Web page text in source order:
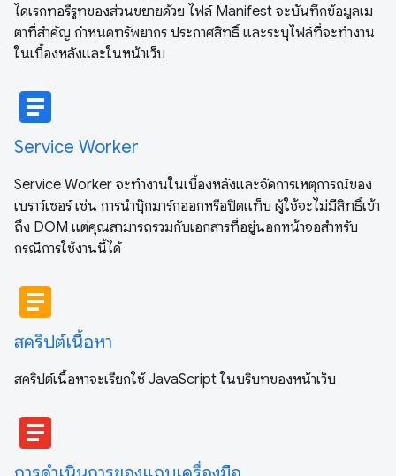
ไดเรกทอรีรูทของส่วนขยายด้วย ไฟล์ Manifest จะบันทึกข้อมูลเม
ตาที่สําคัญ กําหนดทรัพยากร ประกาศสิทธิ์ และระบุไฟล์ที่จะทํางาน
ในเบื้องหลังและในหน้าเว็บ
article
Service Worker
Service Worker จะทำงานในเบื้องหลังและจัดการเหตุการณ์ของ
เบราว์เซอร์ เช่น การนำบุ๊กมาร์กออกหรือปิดแท็บ ผู้ใช้จะไม่มีสิทธิ์เข้า
ถึง DOM แต่คุณสามารถรวมกับเอกสารที่อยู่นอกหน้าจอสำหรับ
กรณีการใช้งานนี้ได้
article
สคริปต์เนื้อหา
สคริปต์เนื้อหาจะเรียกใช้ JavaScript ในบริบทของหน้าเว็บ
article